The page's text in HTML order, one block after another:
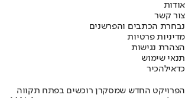
אודות
צור קשר
נבחרת הכתבים והפרשנים
מדיניות פרטיות
הצהרת נגישות
תנאי שימוש
כדאילהכיר
הפרויקט החדש שמסקרן רוכשים בפתח תקווה